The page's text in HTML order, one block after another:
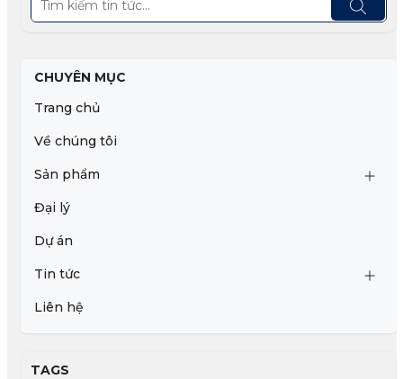
CHUYÊN MỤC
Trang chủ
Về chúng tôi
Sản phẩm
Đại lý
Dự án
Tin tức
Liên hệ
TAGS